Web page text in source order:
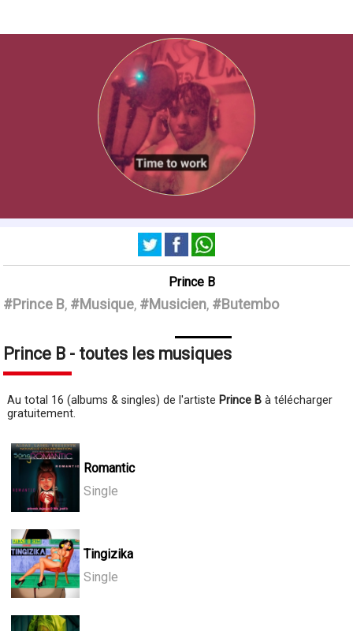
Prince B
#Prince B, #Musique, #Musicien, #Butembo
Prince B - toutes les musiques
Au total 16 (albums & singles) de l'artiste Prince B à télécharger
gratuitement.
Romantic
Single
Tingizika
Single